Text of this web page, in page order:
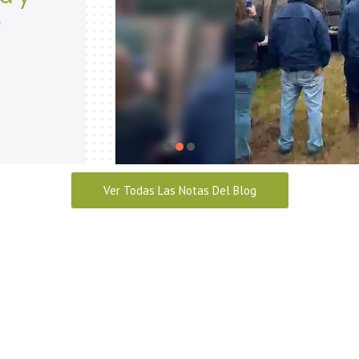
Seguridad y Salud en el trabajo.
abril 28, 2026
Ver Todas Las Notas Del Blog